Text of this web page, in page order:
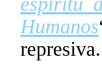
Humanos
represiva.